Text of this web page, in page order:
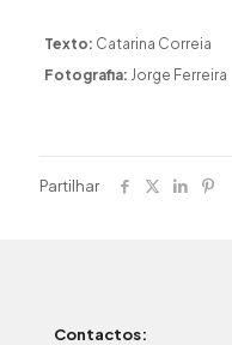
Texto: Catarina Correia
Fotografia: Jorge Ferreira
Partilhar
Contactos: